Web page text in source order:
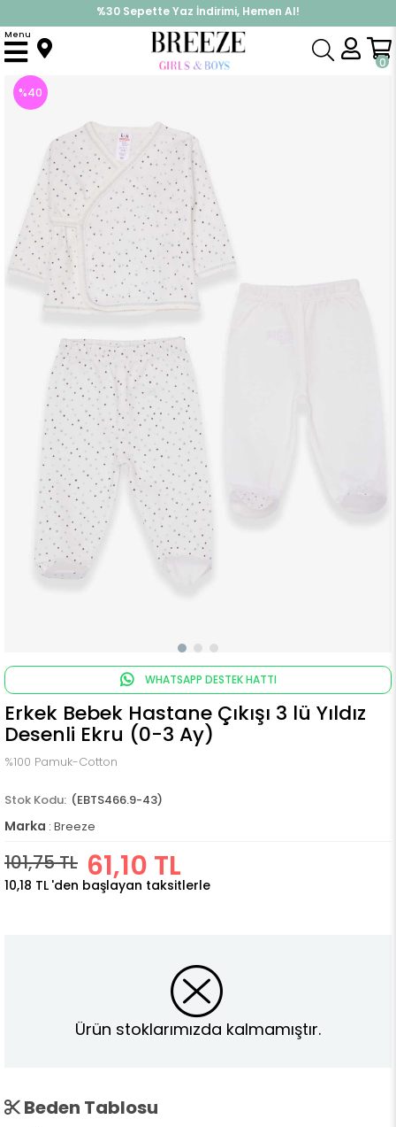
%30 Sepette Yaz İndirimi, Hemen Al!
İndirimlere ek %10 İndirimi Kap, Hemen Üye Ol!
0
Menu
Anasayfa Hastane Çıkışı
%40
WHATSAPP DESTEK HATTI
Erkek Bebek Hastane Çıkışı 3 lü Yıldız
Desenli Ekru (0-3 Ay)
%100 Pamuk-Cotton
(EBTS466.9-43)
Marka : Breeze
101,75 TL 61,10 TL
10,18 TL 'den başlayan taksitlerle
Ürün stoklarımızda kalmamıştır.
Beden Tablosu